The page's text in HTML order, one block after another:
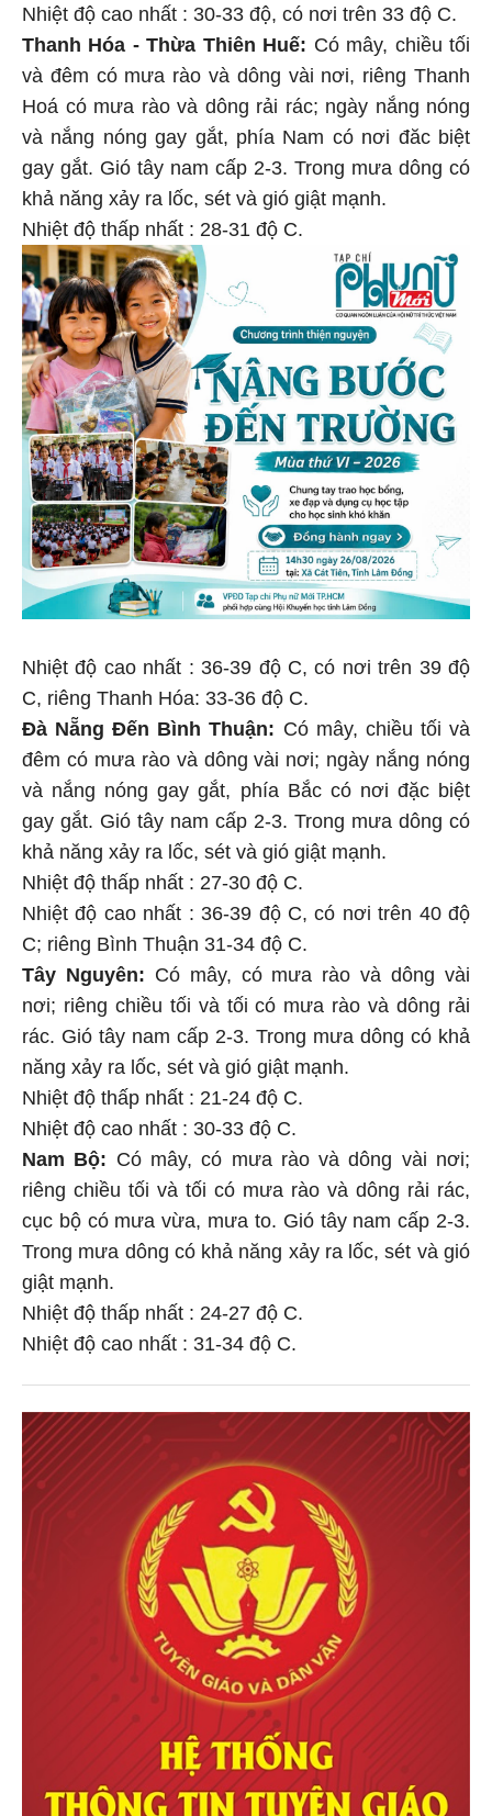
Nhiệt độ cao nhất : 30-33 độ, có nơi trên 33 độ C.
Thanh Hóa - Thừa Thiên Huế: Có mây, chiều tối
và đêm có mưa rào và dông vài nơi, riêng Thanh
Hoá có mưa rào và dông rải rác; ngày nắng nóng
và nắng nóng gay gắt, phía Nam có nơi đăc biệt
gay gắt. Gió tây nam cấp 2-3. Trong mưa dông có
khả năng xảy ra lốc, sét và gió giật mạnh.
Nhiệt độ thấp nhất : 28-31 độ C.
Nhiệt độ cao nhất : 36-39 độ C, có nơi trên 39 độ
C, riêng Thanh Hóa: 33-36 độ C.
Đà Nẵng Đến Bình Thuận: Có mây, chiều tối và
đêm có mưa rào và dông vài nơi; ngày nắng nóng
và nắng nóng gay gắt, phía Bắc có nơi đặc biệt
gay gắt. Gió tây nam cấp 2-3. Trong mưa dông có
khả năng xảy ra lốc, sét và gió giật mạnh.
Nhiệt độ thấp nhất : 27-30 độ C.
Nhiệt độ cao nhất : 36-39 độ C, có nơi trên 40 độ
C; riêng Bình Thuận 31-34 độ C.
Tây Nguyên: Có mây, có mưa rào và dông vài
nơi; riêng chiều tối và tối có mưa rào và dông rải
rác. Gió tây nam cấp 2-3. Trong mưa dông có khả
năng xảy ra lốc, sét và gió giật mạnh.
Nhiệt độ thấp nhất : 21-24 độ C.
Nhiệt độ cao nhất : 30-33 độ C.
Nam Bộ: Có mây, có mưa rào và dông vài nơi;
riêng chiều tối và tối có mưa rào và dông rải rác,
cục bộ có mưa vừa, mưa to. Gió tây nam cấp 2-3.
Trong mưa dông có khả năng xảy ra lốc, sét và gió
giật mạnh.
Nhiệt độ thấp nhất : 24-27 độ C.
Nhiệt độ cao nhất : 31-34 độ C.